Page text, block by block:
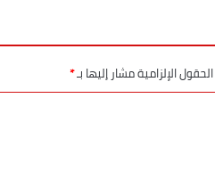
الحقول الإلزامية مشار إليها بـ*